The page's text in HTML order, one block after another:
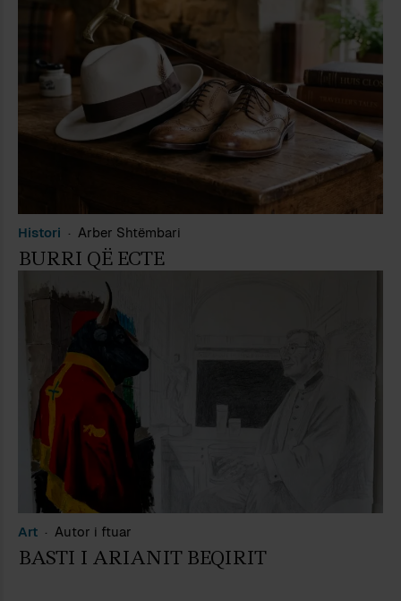
Histori Arber Shtëmbari
BURRI QË ECTE
Art Autor i ftuar
BASTI I ARIANIT BEQIRIT